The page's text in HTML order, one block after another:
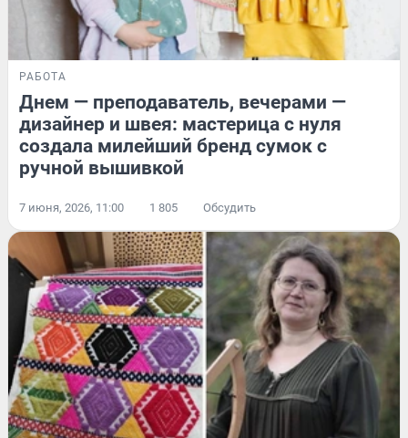
РАБОТА
Днем — преподаватель, вечерами —
дизайнер и швея: мастерица с нуля
создала милейший бренд сумок с
ручной вышивкой
7 июня, 2026, 11:00 1 805 Обсудить